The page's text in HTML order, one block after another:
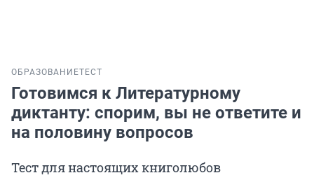
ОБРАЗОВАНИЕТЕСТ
Готовимся к Литературному
диктанту: спорим, вы не ответите и
на половину вопросов
Тест для настоящих книголюбов